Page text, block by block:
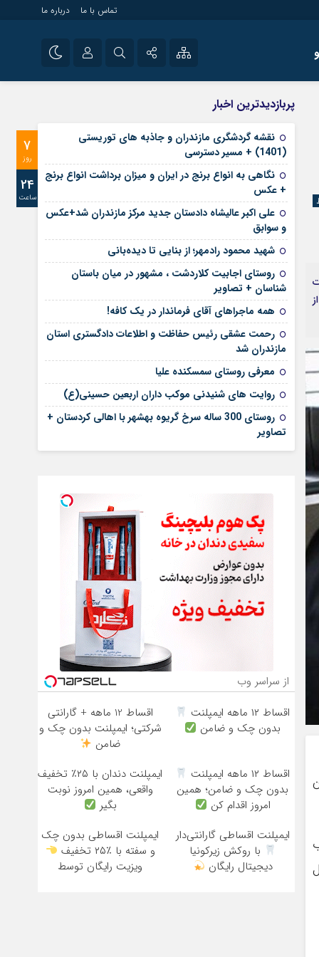
تماس با ما درباره ما
آپارات
رمز عبور
مرا به خاطر بسپار
راه اندازی سایت و
سایت های خبری و
پربازدیدترین اخبار
7
روز
24
ساعت
نقشه گردشگری مازندران و جاذبه های توریستی
(1401) + مسیر دسترسی
نگاهی به انواع برنج در ایران و میزان برداشت انواع برنج
+ عکس
علی‌ اکبر عالیشاه دادستان جدید مرکز مازندران شد+عکس
و سوابق
شهید محمود رادمهر؛ از بنایی تا دیده‌بانی
روستای اجابیت کلاردشت ، مشهور در میان باستان
شناسان + تصاویر
همه ماجراهای آقای فرماندار در یک کافه!
رحمت عشقی رئیس حفاظت و اطلاعات دادگستری استان
مازندران شد
معرفی روستای سمسکنده علیا
روایت های شنیدنی موکب داران اربعین حسینی(ع)
روستای 300 ساله سرخ ‌گریوه بهشهر با اهالی کردستان +
تصاویر
از سراسر وب
اقساط ۱۲ ماهه ایمپلنت
بدون چک و ضامن
اقساط 12 ماهه + گارانتی
شرکتی؛ ایمپلنت بدون چک و
ضامن
اقساط ۱۲ ماهه ایمپلنت
بدون چک و ضامن؛ همین
امروز اقدام کن
ایمپلنت دندان با ۲۵٪ تخفیف
واقعی، همین امروز نوبت
بگیر
ایمپلنت اقساطی گارانتی‌دار
با روکش زیرکونیا
دیجیتال رایگان
ایمپلنت اقساطی بدون چک
و سفته با ٪۲۵ تخفیف
ویزیت رایگان توسط